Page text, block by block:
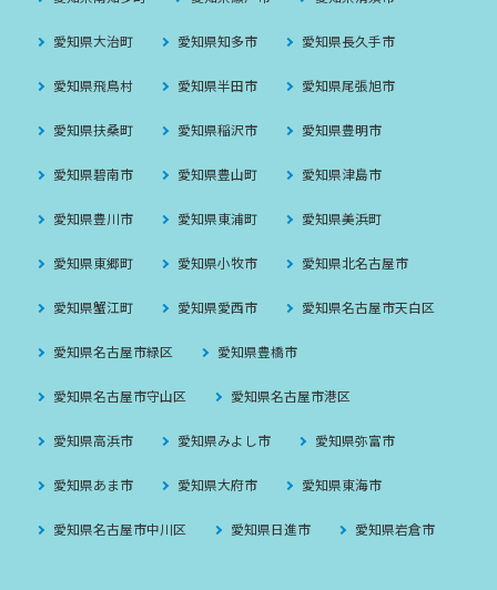
愛知県大治町 愛知県知多市 愛知県長久手市
愛知県飛鳥村 愛知県半田市 愛知県尾張旭市
愛知県扶桑町 愛知県稲沢市 愛知県豊明市
愛知県碧南市 愛知県豊山町 愛知県津島市
愛知県豊川市 愛知県東浦町 愛知県美浜町
愛知県東郷町 愛知県小牧市 愛知県北名古屋市
愛知県蟹江町 愛知県愛西市 愛知県名古屋市天白区
愛知県名古屋市緑区 愛知県豊橋市
愛知県名古屋市守山区 愛知県名古屋市港区
愛知県高浜市 愛知県みよし市 愛知県弥富市
愛知県あま市 愛知県大府市 愛知県東海市
愛知県名古屋市中川区 愛知県日進市 愛知県岩倉市